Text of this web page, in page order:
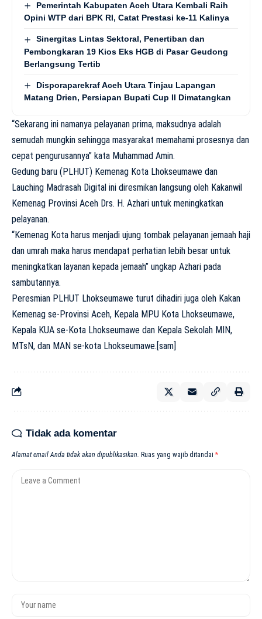
Pemerintah Kabupaten Aceh Utara Kembali Raih
Opini WTP dari BPK RI, Catat Prestasi ke-11 Kalinya
Sinergitas Lintas Sektoral, Penertiban dan
Pembongkaran 19 Kios Eks HGB di Pasar Geudong
Berlangsung Tertib
Disporaparekraf Aceh Utara Tinjau Lapangan
Matang Drien, Persiapan Bupati Cup II Dimatangkan
“Sekarang ini namanya pelayanan prima, maksudnya adalah
semudah mungkin sehingga masyarakat memahami prosesnya dan
cepat pengurusannya” kata Muhammad Amin.
Gedung baru (PLHUT) Kemenag Kota Lhokseumawe dan
Lauching Madrasah Digital ini diresmikan langsung oleh Kakanwil
Kemenag Provinsi Aceh Drs. H. Azhari untuk meningkatkan
pelayanan.
“Kemenag Kota harus menjadi ujung tombak pelayanan jemaah haji
dan umrah maka harus mendapat perhatian lebih besar untuk
meningkatkan layanan kepada jemaah” ungkap Azhari pada
sambutannya.
Peresmian PLHUT Lhokseumawe turut dihadiri juga oleh Kakan
Kemenag se-Provinsi Aceh, Kepala MPU Kota Lhokseumawe,
Kepala KUA se-Kota Lhokseumawe dan Kepala Sekolah MIN,
MTsN, dan MAN se-kota Lhokseumawe.[sam]
Tidak ada komentar
Alamat email Anda tidak akan dipublikasikan. Ruas yang wajib ditandai *